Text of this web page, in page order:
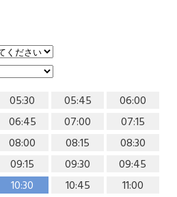
05:30 05:45
06:00
06:45 07:00
07:15
08:00 08:15
08:30
09:15 09:30
09:45
10:30 10:45
11:00